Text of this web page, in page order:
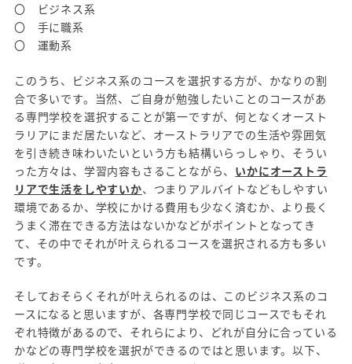
〇 ビジネス系
〇 手に職系
〇 運動系
このうち、ビジネス系のコースを選択する方が、かなりの割
合で多いです。当然、ご自身が勉強したいことのコースがあ
る専門学校を選択することが第一ですが、何となくオースト
ラリアにまだ居たいなど、オーストラリアでの生活や雰囲気
を引き続き味わいたいという方も結構いらっしゃり、そうい
った方々は、学習内容もさることながら、 いかにオーストラ
リアで生活をしやすいか、つまりアルバイトなどもしやすい
環境であるか、学校にかける費用も少なく済むか、より長く
うまく滞在できる方法はないかなどがポイントとなってき
て、その中でそれが叶えられるコースを選択される方も多い
です。
そしておそらくそれが叶えられるのは、このビジネス系のコ
ースになると思いますが、各専門学校で同じコースでもそれ
ぞれ特徴があるので、それらにより、どれが自分に合っている
かなどの専門学校を選択ができるのではと思います。以下、